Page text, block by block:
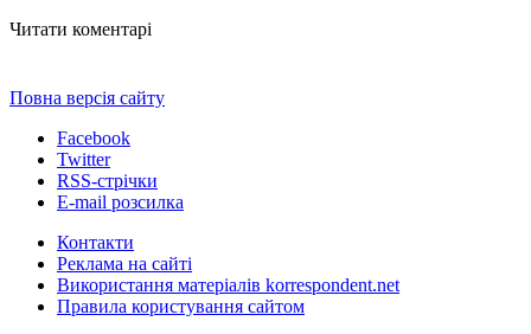
Читати коментарі
Повна версія сайту
Facebook
Twitter
RSS-стрічки
E-mail розсилка
Контакти
Реклама на сайті
Використання матеріалів korrespondent.net
Правила користування сайтом